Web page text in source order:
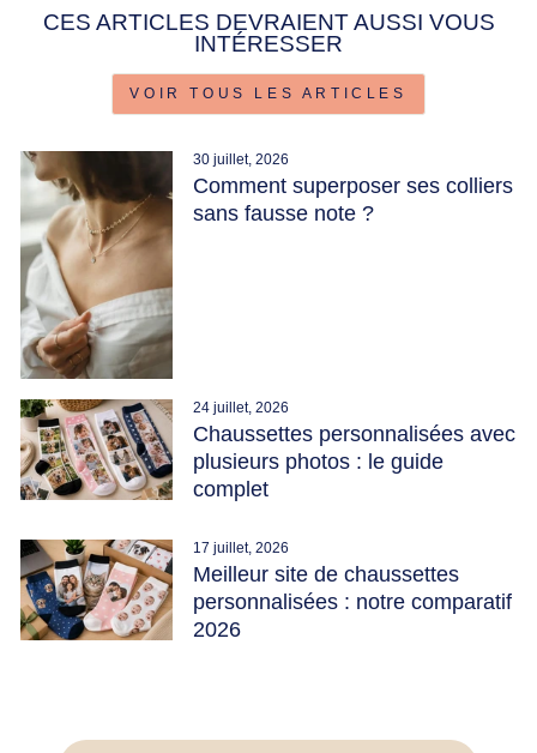
CES ARTICLES DEVRAIENT AUSSI VOUS
INTÉRESSER
VOIR TOUS LES ARTICLES
30 juillet, 2026
Comment superposer ses colliers
sans fausse note ?
24 juillet, 2026
Chaussettes personnalisées avec
plusieurs photos : le guide
complet
17 juillet, 2026
Meilleur site de chaussettes
personnalisées : notre comparatif
2026